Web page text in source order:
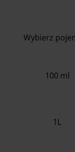
Wybierz
100 ml
1L